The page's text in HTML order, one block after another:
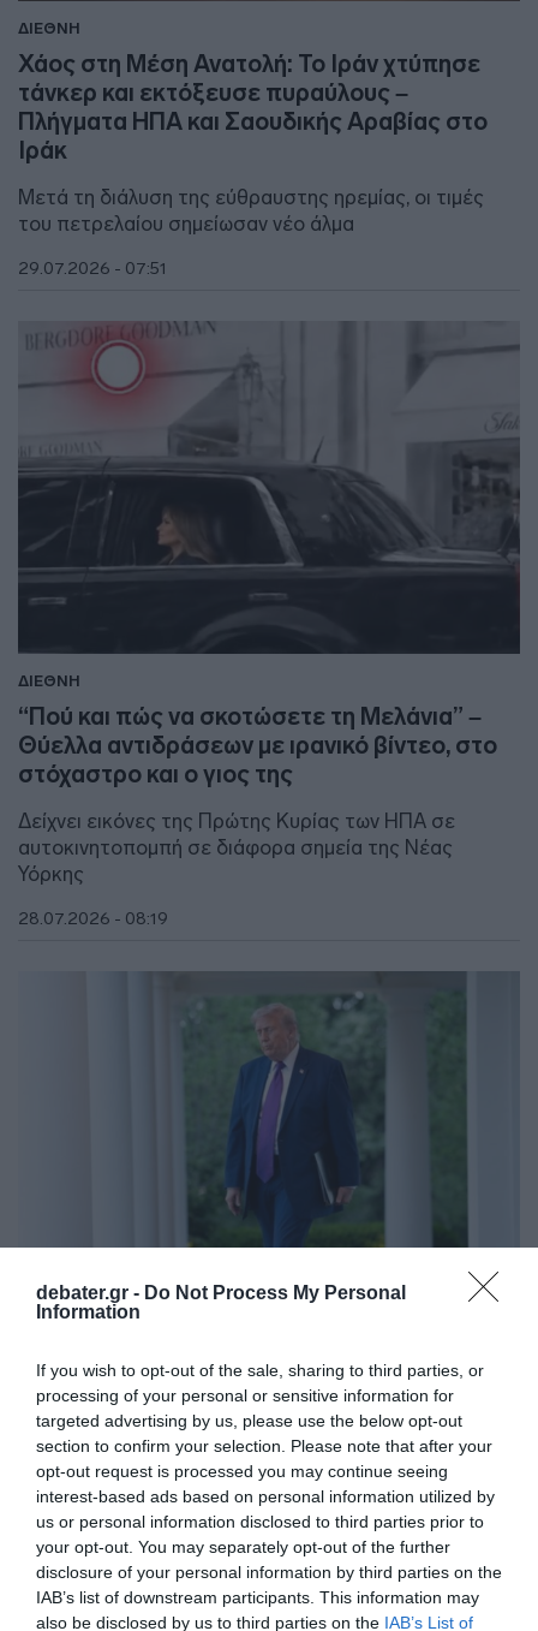
debater.gr - Do Not Process My Personal
Information
If you wish to opt-out of the sale, sharing to third parties, or
processing of your personal or sensitive information for
targeted advertising by us, please use the below opt-out
section to confirm your selection. Please note that after your
opt-out request is processed you may continue seeing
interest-based ads based on personal information utilized by
us or personal information disclosed to third parties prior to
your opt-out. You may separately opt-out of the further
disclosure of your personal information by third parties on the
IAB’s list of downstream participants. This information may
also be disclosed by us to third parties on the IAB’s List of
ΔΙΕΘΝΗ
Χάος στη Μέση Ανατολή: Το Ιράν χτύπησε
τάνκερ και εκτόξευσε πυραύλους –
Πλήγματα ΗΠΑ και Σαουδικής Αραβίας στο
Ιράκ
Μετά τη διάλυση της εύθραυστης ηρεμίας, οι τιμές
του πετρελαίου σημείωσαν νέο άλμα
29.07.2026 - 07:51
ΔΙΕΘΝΗ
“Πού και πώς να σκοτώσετε τη Μελάνια” –
Θύελλα αντιδράσεων με ιρανικό βίντεο, στο
στόχαστρο και ο γιος της
Δείχνει εικόνες της Πρώτης Κυρίας των ΗΠΑ σε
αυτοκινητοπομπή σε διάφορα σημεία της Νέας
Υόρκης
28.07.2026 - 08:19
Ο Τραμπ βλέπει “πιθανότητες” για συμφωνία
με το Ιράν – Διαψεύδει τις διαπραγματεύσεις
και επιτίθεται στο βόρειο Ιράκ η Τεχεράνη
Σειρά εκρήξεων στο βόρειο Ιράκ – Ιρανικά drones
έπληξαν το μεγαλύτερο κοίτασμα φυσικού αερίου
28.07.2026 - 07:54